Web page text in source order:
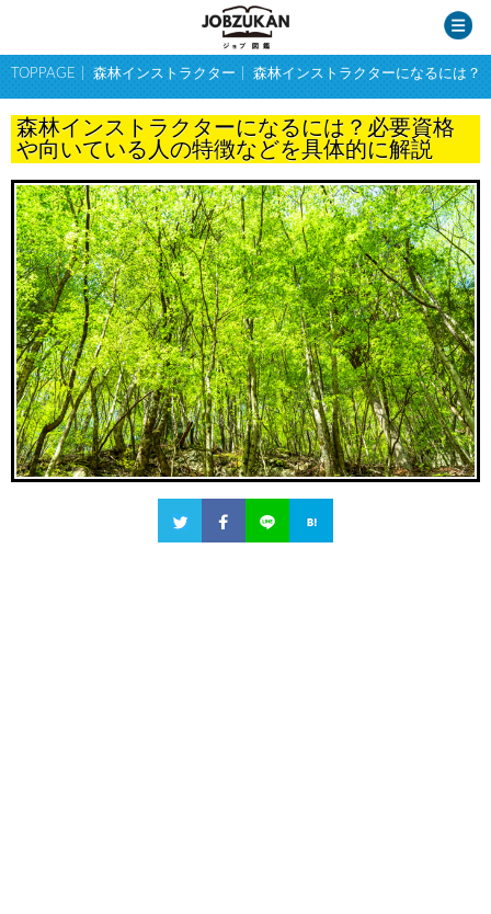
TOPPAGE 森林インストラクター 森林インストラクターになるには？
森林インストラクターになるには？必要資格
や向いている人の特徴などを具体的に解説